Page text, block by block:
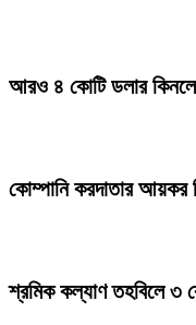
আরও ৪ কোটি ডলার কিনলো
কোম্পানি করদাতার আয়কর
শ্রমিক কল্যাণ তহবিলে ৩